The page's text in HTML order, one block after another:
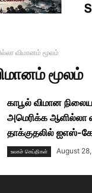
விமானம் மூலம்
மூலம்
காபூல் விமான
அமெரிக்க ஆளில்லா
தாக்குதலில் ஐஎஸ்-
உலகச் செய்திகள் August